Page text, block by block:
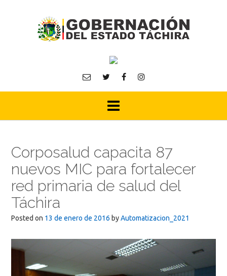
Corposalud capacita 87
nuevos MIC para fortalecer
red primaria de salud del
Táchira
Posted on 13 de enero de 2016 byAutomatizacion_2021